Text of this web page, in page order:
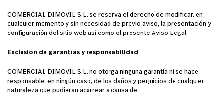
COMERCIAL DIMOVIL S.L. se reserva el derecho de modificar, en
cualquier momento y sin necesidad de previo aviso, la presentación y
configuración del sitio web así como el presente Aviso Legal.
Exclusión de garantías y responsabilidad
COMERCIAL DIMOVIL S.L. no otorga ninguna garantía ni se hace
responsable, en ningún caso, de los daños y perjuicios de cualquier
naturaleza que pudieran acarrear a causa de: